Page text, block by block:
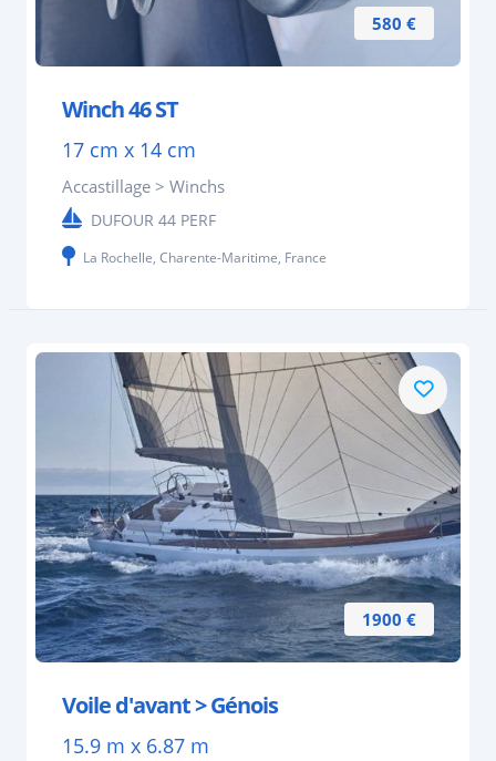
580 €
Winch 46 ST
17 cm x 14 cm
Accastillage > Winchs
DUFOUR 44 PERF
La Rochelle, Charente-Maritime, France
1900 €
Voile d'avant > Génois
15.9 m x 6.87 m